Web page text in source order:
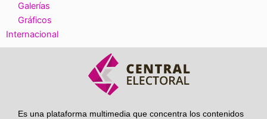
Galerías
Gráficos
Internacional
Es una plataforma multimedia que concentra los contenidos